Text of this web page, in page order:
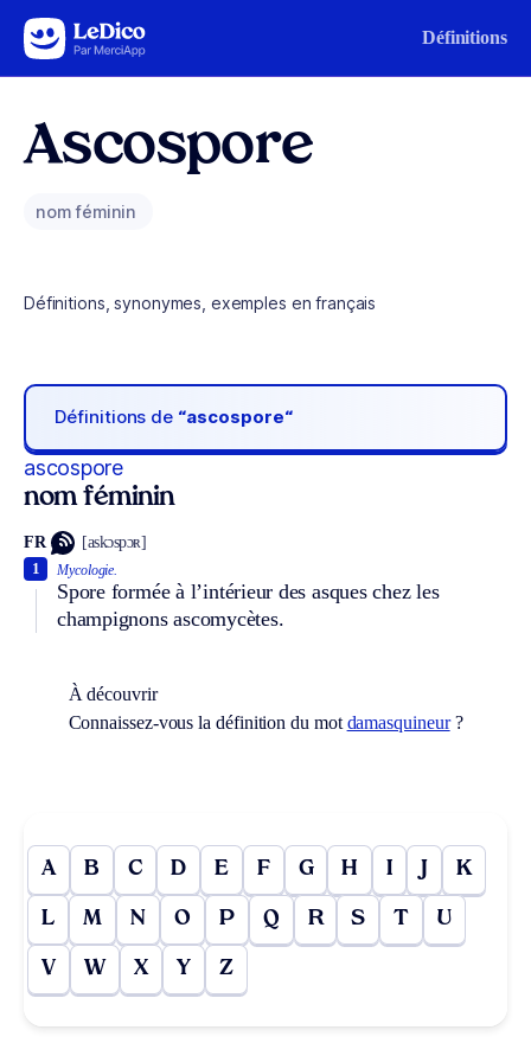
Aller au contenu Définitions
Ascospore
nom féminin
Définitions, synonymes, exemples en français
Définitions de “ascospore“
ascospore
nom féminin
FR [askɔspɔʀ]
Mycologie.
Spore formée à l’intérieur des asques chez les
champignons ascomycètes.
1
À découvrir
Connaissez-vous la définition du mot damasquineur?
A B C D E F G H I J K
L M N O P Q R S T U
V W X Y Z